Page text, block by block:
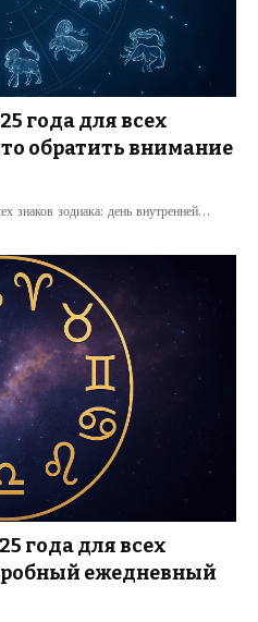
года для всех
обратить внимание
знаков зодиака: день внутренней…
года для всех
ежедневный